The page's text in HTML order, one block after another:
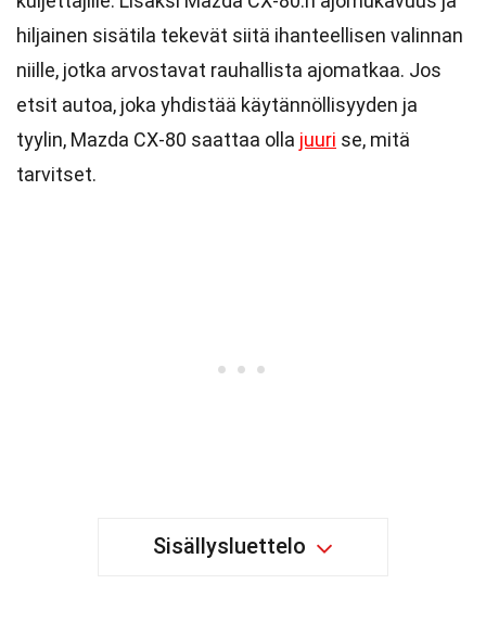
hiljainen sisätila tekevät siitä ihanteellisen valinnan
niille, jotka arvostavat rauhallista ajomatkaa. Jos
etsit autoa, joka yhdistää käytännöllisyyden ja
tyylin, Mazda CX-80 saattaa olla juuri se, mitä
tarvitset.
Sisällysluettelo